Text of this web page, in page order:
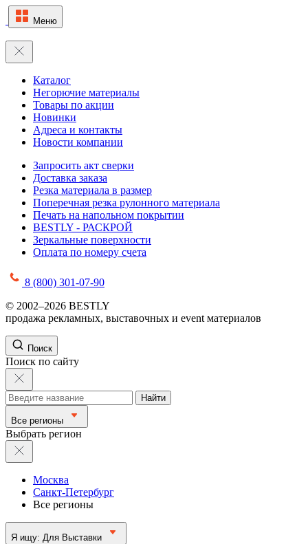
Меню
Каталог
Негорючие материалы
Товары по акции
Новинки
Адреса и контакты
Новости компании
Запросить акт сверки
Доставка заказа
Резка материала в размер
Поперечная резка рулонного материала
Печать на напольном покрытии
BESTLY - РАСКРОЙ
Зеркальные поверхности
Оплата по номеру счета
8 (800) 301-07-90
© 2002–2026 BESTLY
продажа рекламных, выставочных и event материалов
Поиск
Поиск по сайту
Найти
Все регионы
Выбрать регион
Москва
Санкт-Петербург
Все регионы
Я ищу: Для Выставки